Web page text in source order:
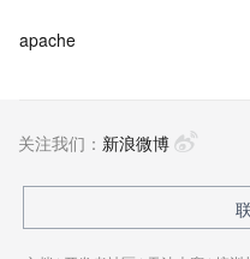
apache
关注我们： 新浪微博